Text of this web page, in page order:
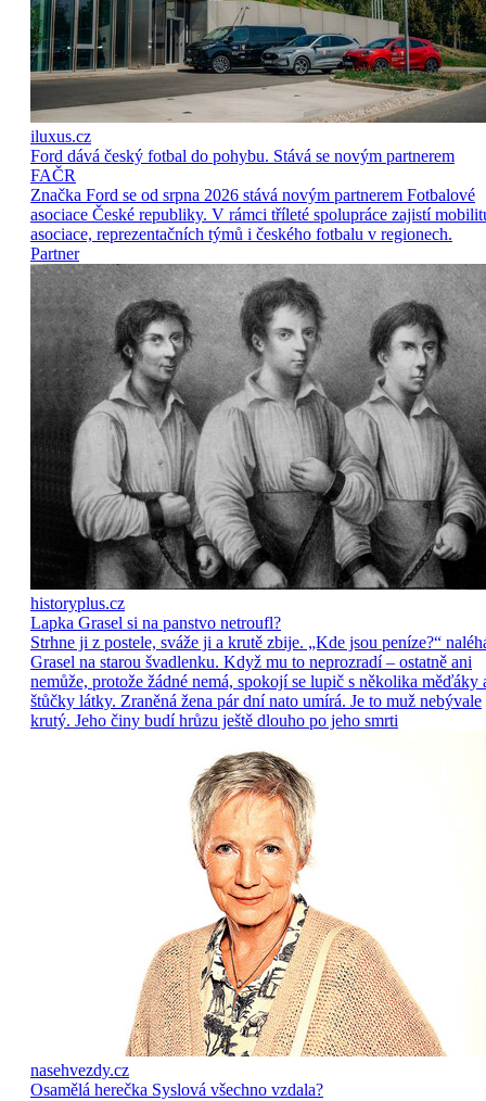
iluxus.cz
Ford dává český fotbal do pohybu. Stává se novým partnerem
FAČR
Značka Ford se od srpna 2026 stává novým partnerem Fotbalové
asociace České republiky. V rámci tříleté spolupráce zajistí
asociace, reprezentačních týmů i českého fotbalu v regionech.
Partner
historyplus.cz
Lapka Grasel si na panstvo netroufl?
Strhne ji z postele, sváže ji a krutě zbije. „Kde jsou peníze?“
Grasel na starou švadlenku. Když mu to neprozradí – ostatně ani
nemůže, protože žádné nemá, spokojí se lupič s několika měďáky
štůčky látky. Zraněná žena pár dní nato umírá. Je to muž nebývale
krutý. Jeho činy budí hrůzu ještě dlouho po jeho smrti
nasehvezdy.cz
Osamělá herečka Syslová všechno vzdala?